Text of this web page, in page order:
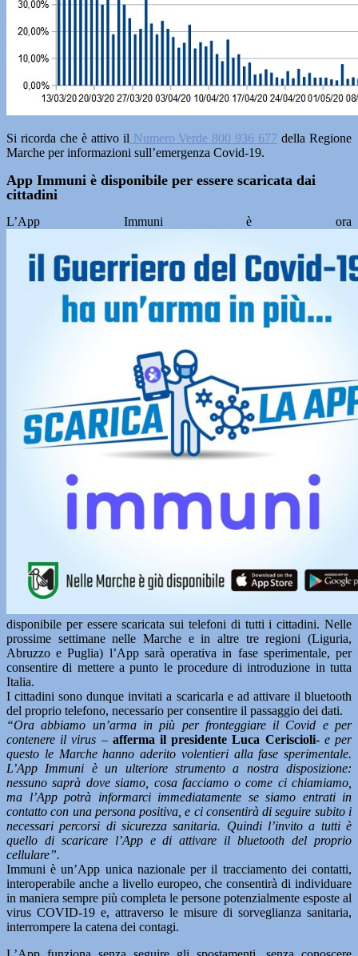
Si ricorda che è attivo il Numero Verde 800 936 677 della Regione
Marche per informazioni sull’emergenza Covid-19.
App Immuni è disponibile per essere scaricata dai
cittadini
L’App Immuni è ora
disponibile per essere scaricata sui telefoni di tutti i cittadini. Nelle
prossime settimane nelle Marche e in altre tre regioni (Liguria,
Abruzzo e Puglia) l’App sarà operativa in fase sperimentale, per
consentire di mettere a punto le procedure di introduzione in tutta
Italia.
I cittadini sono dunque invitati a scaricarla e ad attivare il bluetooth
del proprio telefono, necessario per consentire il passaggio dei dati.
“Ora abbiamo un’arma in più per fronteggiare il Covid e per
contenere il virus –afferma il presidente Luca Ceriscioli-e per
questo le Marche hanno aderito volentieri alla fase sperimentale.
L’App Immuni è un ulteriore strumento a nostra disposizione:
nessuno saprà dove siamo, cosa facciamo o come ci chiamiamo,
ma l’App potrà informarci immediatamente se siamo entrati in
contatto con una persona positiva, e ci consentirà di seguire subito i
necessari percorsi di sicurezza sanitaria. Quindi l’invito a tutti è
quello di scaricare l’App e di attivare il bluetooth del proprio
cellulare”.
Immuni è un’App unica nazionale per il tracciamento dei contatti,
interoperabile anche a livello europeo, che consentirà di individuare
in maniera sempre più completa le persone potenzialmente esposte al
virus COVID-19 e, attraverso le misure di sorveglianza sanitaria,
interrompere la catena dei contagi.